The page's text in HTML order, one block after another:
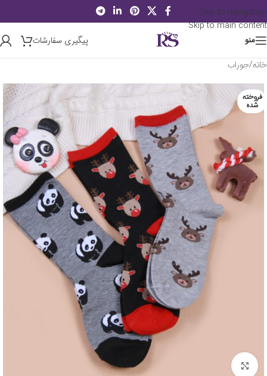
Skip to navigation
Skip to main content
منو
پیگیری سفارشات
خانه/جوراب
فروخته
شده
برای بزرگنمایی کلیک کنید